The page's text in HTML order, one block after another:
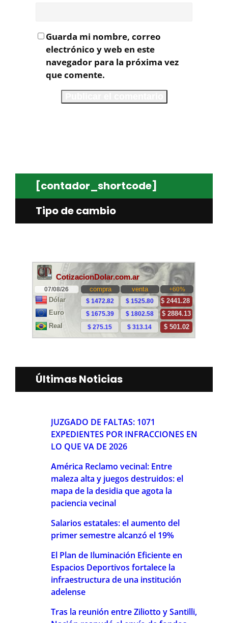
Guarda mi nombre, correo
electrónico y web en este
navegador para la próxima vez
que comente.
[contador_shortcode]
Tipo de cambio
Últimas Noticias
JUZGADO DE FALTAS: 1071
EXPEDIENTES POR INFRACCIONES EN
LO QUE VA DE 2026
América Reclamo vecinal: Entre
maleza alta y juegos destruidos: el
mapa de la desidia que agota la
paciencia vecinal
Salarios estatales: el aumento del
primer semestre alcanzó el 19%
El Plan de Iluminación Eficiente en
Espacios Deportivos fortalece la
infraestructura de una institución
adelense
Tras la reunión entre Ziliotto y Santilli,